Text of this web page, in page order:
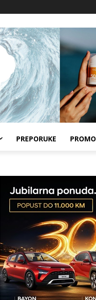
PREPORUKE PROMO